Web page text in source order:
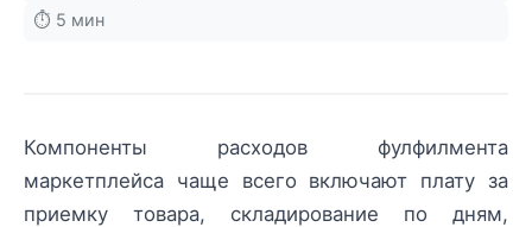
⏱️ 5 мин
Компоненты расходов фулфилмента
маркетплейса чаще всего включают плату за
приемку товара, складирование по дням,